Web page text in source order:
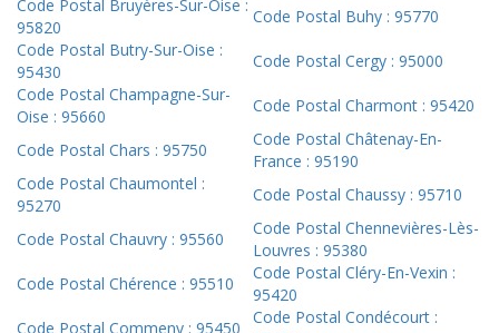
Code Postal Bruyères-Sur-Oise :
95820
Code Postal Buhy : 95770
Code Postal Butry-Sur-Oise :
95430
Code Postal Cergy : 95000
Code Postal Champagne-Sur-
Oise : 95660
Code Postal Charmont : 95420
Code Postal Chars : 95750
Code Postal Châtenay-En-
France : 95190
Code Postal Chaumontel :
95270
Code Postal Chaussy : 95710
Code Postal Chauvry : 95560
Code Postal Chennevières-Lès-
Louvres : 95380
Code Postal Chérence : 95510
Code Postal Cléry-En-Vexin :
95420
Code Postal Commeny : 95450
Code Postal Condécourt :